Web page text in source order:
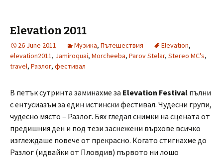
Elevation 2011
26 June 2011 Музика, Пътешествия Elevation,
elevation2011, Jamiroquai, Morcheeba, Parov Stelar, Stereo MC's,
travel, Разлог, фестивал
В петък сутринта заминахме за Elevation Festival пълни
с ентусиазъм за един истински фестивал. Чудесни групи,
чудесно място – Разлог. Бях гледал снимки на сцената от
предишния ден и под тези заснежени върхове всичко
изглеждаше повече от прекрасно. Когато стигнахме до
Разлог (идвайки от Пловдив) първото ни лошо